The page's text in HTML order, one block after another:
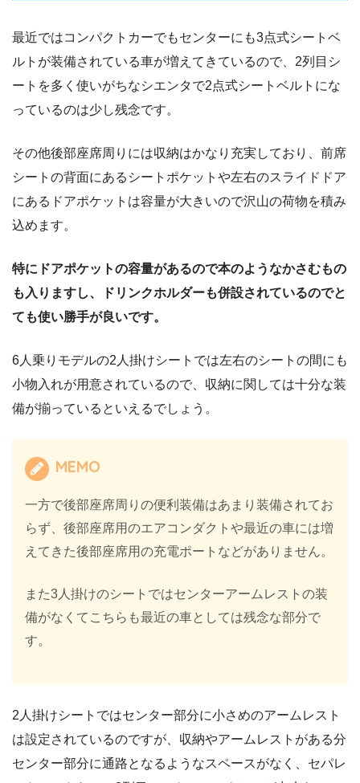
最近ではコンパクトカーでもセンターにも3点式シートベ
ルトが装備されている車が増えてきているので、2列目シ
ートを多く使いがちなシエンタで2点式シートベルトにな
っているのは少し残念です。
その他後部座席周りには収納はかなり充実しており、前席
シートの背面にあるシートポケットや左右のスライドドア
にあるドアポケットは容量が大きいので沢山の荷物を積み
込めます。
特にドアポケットの容量があるので本のようなかさむもの
も入りますし、ドリンクホルダーも併設されているのでと
ても使い勝手が良いです。
6人乗りモデルの2人掛けシートでは左右のシートの間にも
小物入れが用意されているので、収納に関しては十分な装
備が揃っているといえるでしょう。
MEMO
一方で後部座席周りの便利装備はあまり装備されてお
らず、後部座席用のエアコンダクトや最近の車には増
えてきた後部座席用の充電ポートなどがありません。
また3人掛けのシートではセンターアームレストの装
備がなくてこちらも最近の車としては残念な部分で
す。
2人掛けシートではセンター部分に小さめのアームレスト
は設定されているのですが、収納やアームレストがある分
センター部分に通路となるようなスペースがなく、セパレ